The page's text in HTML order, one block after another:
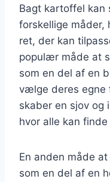
Bagt kartoffel kan
forskellige måder,
ret, der kan
populær måde at
som en del af en
vælge deres egne
skaber en sjov og
hvor alle kan
En anden måde
som en del af en